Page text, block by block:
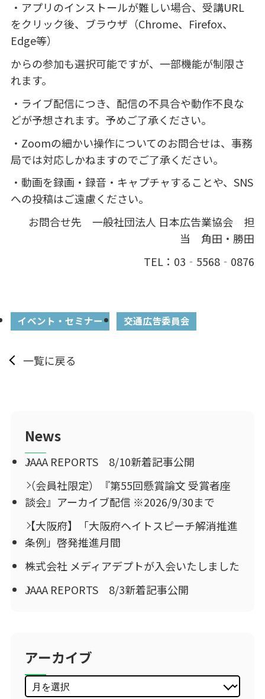
・アプリのインストールが難しい場合、受講URL
をクリック後、ブラウザ（Chrome、 Firefox、
Edge等）
からの参加も選択可能ですが、一部機能が制限さ
れます。
・ライブ配信につき、配信の不具合や動作不良な
どが予想されます。予めご了承ください。
・ Zoomの細かい操作についてのお問合せは、事務
局では対応しかねますのでご了承ください。
・動画を録画・録音・キャプチャすることや、 SNS
への投稿はご遠慮ください。
お問合せ先 一般社団法人 日本広告業協会 担
当 角田・勝田
TEL：03‐5568‐0876
イベント・セミナー 交通広告委員会
一覧に戻る
News
JAAA REPORTS 8/10新着記事公開
（会員社限定）『第55回懸賞論文 受賞者座
談会』アーカイブ配信 ※2026/9/30まで
【大阪府】「大阪府ヘイトスピーチ解消推進
条例」啓発推進月間
株式会社 メディアデプトが入会いたしました
JAAA REPORTS 8/3新着記事公開
アーカイブ